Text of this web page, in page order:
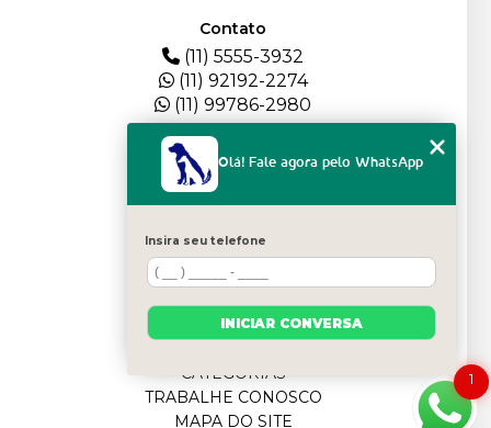
Contato
(11) 5555-3932
(11) 92192-2274
(11) 99786-2980
QUEM SOMOS
BLOG
FILHOTES
CATEGORIAS
TRABALHE CONOSCO
MAPA DO SITE
1
Olá! Fale agora pelo WhatsApp
Insira seu telefone
INICIAR CONVERSA